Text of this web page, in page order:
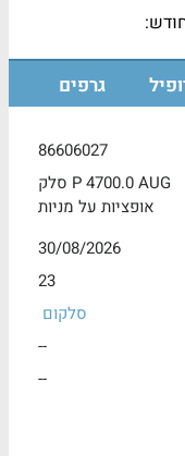
גרפים
86606027
סלק P 4700.0 AUG
אופציות על מניות
30/08/2026
23
סלקום
--
--